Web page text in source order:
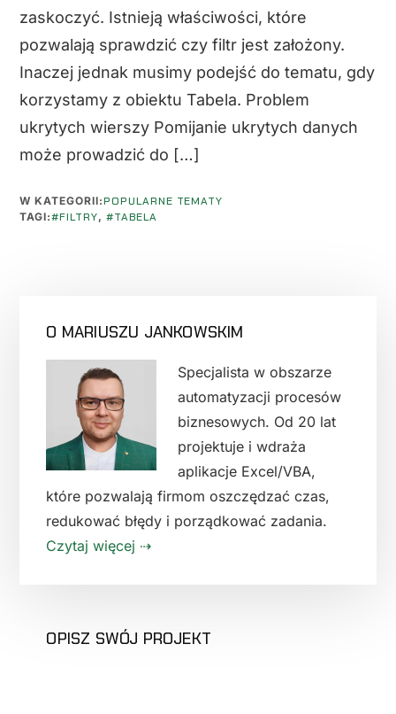
zaskoczyć. Istnieją właściwości, które
pozwalają sprawdzić czy filtr jest założony.
Inaczej jednak musimy podejść do tematu, gdy
korzystamy z obiektu Tabela. Problem
ukrytych wierszy Pomijanie ukrytych danych
może prowadzić do […]
W KATEGORII:POPULARNE TEMATY
TAGI:#FILTRY, #TABELA
PANEL
BOCZNY
O MARIUSZU JANKOWSKIM
Specjalista w obszarze
automatyzacji procesów
biznesowych. Od 20 lat
projektuje i wdraża
aplikacje Excel/VBA,
które pozwalają firmom oszczędzać czas,
redukować błędy i porządkować zadania.
Czytaj więcej ⇢
OPISZ SWÓJ PROJEKT